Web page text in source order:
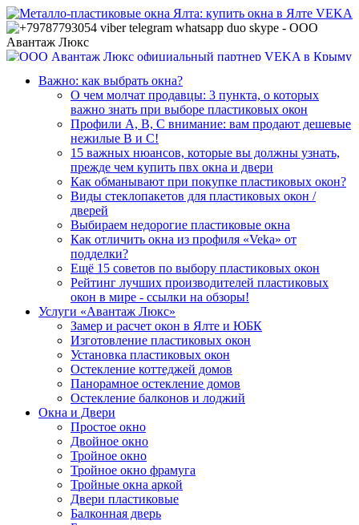
Важно: как выбрать окна?
О чем молчат продавцы: 3 пункта, о которых
важно знать при выборе пластиковых окон
Профили А, В, С внимание: вам продают дешевые
нежилые В и С!
15 важных нюансов, которые вы должны узнать,
прежде чем купить пвх окна и двери
Как обманывают при покупке пластиковых окон?
Виды стеклопакетов для пластиковых окон /
дверей
Выбираем недорогие пластиковые окна
Как отличить окна из профиля «Veka» от
подделки?
Ещё 15 советов по выбору пластиковых окон
Рейтинг лучших производителей пластиковых
окон в мире - ссылки на обзоры!
Услуги «Авантаж Люкс»
Замер и расчет окон в Ялте и ЮБК
Изготовление пластиковых окон
Установка пластиковых окон
Остекление коттеджей домов
Панорамное остекление домов
Остекление балконов и лоджий
Окна и Двери
Простое окно
Двойное окно
Тройное окно
Тройное окно фрамуга
Тройные окна аркой
Двери пластиковые
Балконная дверь